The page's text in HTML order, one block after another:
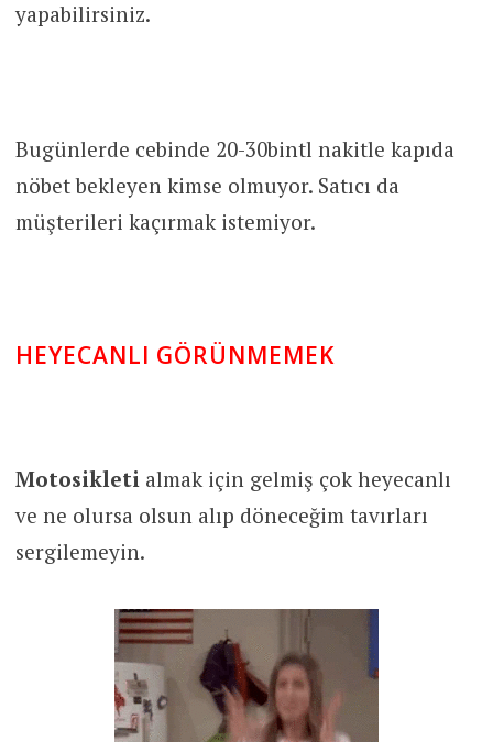
yapabilirsiniz.
Bugünlerde cebinde 20-30bintl nakitle kapıda
nöbet bekleyen kimse olmuyor. Satıcı da
müşterileri kaçırmak istemiyor.
HEYECANLI GÖRÜNMEMEK
Motosikletialmak için gelmiş çok heyecanlı
ve ne olursa olsun alıp döneceğim tavırları
sergilemeyin.